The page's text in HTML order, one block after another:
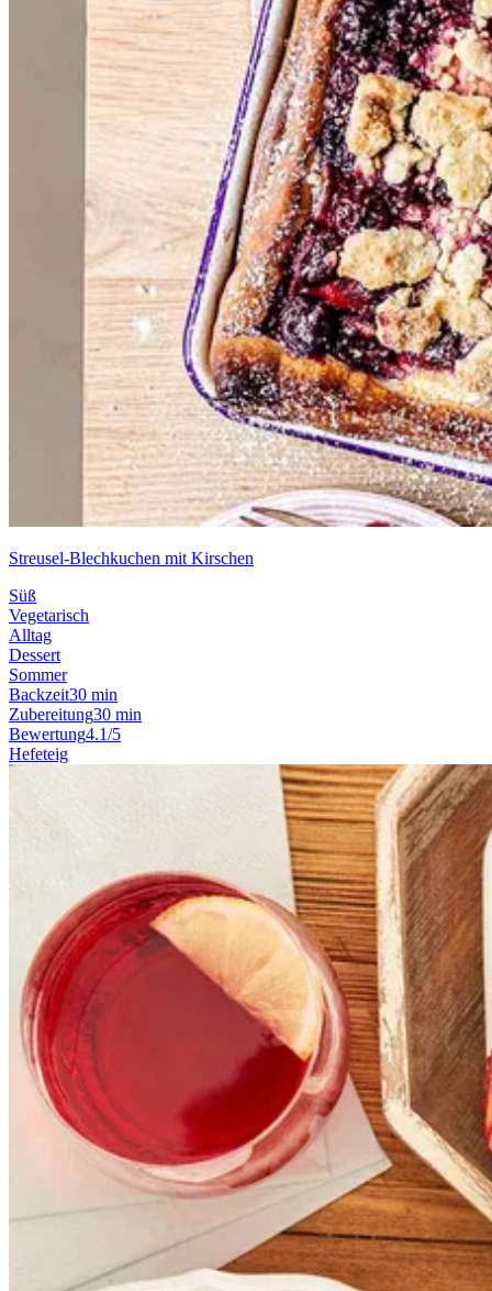
Streusel-Blechkuchen mit Kirschen
Süß
Vegetarisch
Alltag
Dessert
Sommer
Backzeit30 min
Zubereitung30 min
Bewertung4.1/5
Hefeteig